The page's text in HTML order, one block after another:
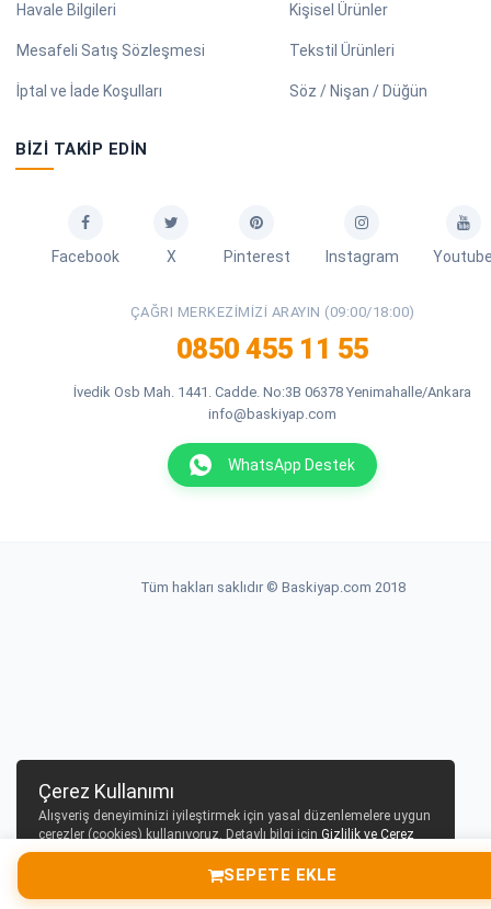
SEPETE EKLE
Havale Bilgileri
Mesafeli Satış Sözleşmesi
İptal ve İade Koşulları
Kişisel Ürünler
Tekstil Ürünleri
Söz / Nişan / Düğün
BIZI TAKIP EDIN
Facebook X Pinterest Instagram
ÇAĞRI MERKEZIMIZI ARAYIN (09:00/18:00)
0850 455 11 55
İvedik Osb Mah. 1441. Cadde. No:3B 06378 Yenimahalle/Ankara
info@baskiyap.com
WhatsApp Destek
Tüm hakları saklıdır © Baskiyap.com 2018
Çerez Kullanımı
Alışveriş deneyiminizi iyileştirmek için yasal düzenlemelere uygun
çerezler (cookies) kullanıyoruz. Detaylı bilgi için Gizlilik ve Çerez
Politikasısayfamızı inceleyebilirsiniz.